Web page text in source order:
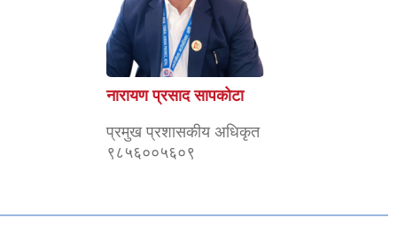
नारायण प्रसाद सापकोटा
प्रमुख प्रशासकीय अधिकृत
९८५६००५६०९